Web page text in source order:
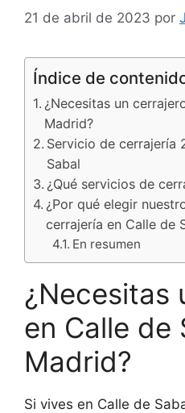
21 de abril de 2023 por
Índice de
¿Necesitas un
Madrid?
Servicio de cerrajería
Sabal
¿Qué servicios de
¿Por qué elegir
cerrajería en Calle de
En resumen
¿Necesitas
en Calle de
Madrid?
Si vives en Calle de